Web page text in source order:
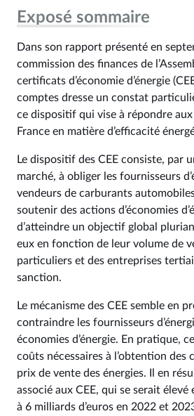
Exposé sommaire
Dans son rapport présenté en
commission des finances de
certificats d’économie d’énergie
comptes dresse un constat
ce dispositif qui vise à répondre
France en matière d’efficacité
Le dispositif des CEE consiste, par
marché, à obliger les fournisseurs
vendeurs de carburants
soutenir des actions d’économies
d’atteindre un objectif global
eux en fonction de leur volume de
particuliers et des entreprises
sanction.
Le mécanisme des CEE semble en
contraindre les fournisseurs
économies d’énergie. En pratique,
coûts nécessaires à l’obtention des
prix de vente des énergies. Il en
associé aux CEE, qui se serait
à 6 milliards d’euros en 2022 et